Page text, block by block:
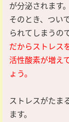
が分泌されます。
そのとき、つい
られてしまうの
だからストレス
活性酸素が増え
ょう。
ストレスがたま
ます。